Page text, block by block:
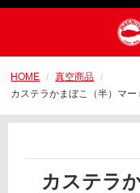
HOME
真空商品
カステラかまぼこ（半）マ
カステラ